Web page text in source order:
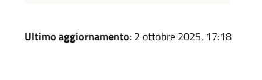
Ultimo aggiornamento: 2 ottobre 2025, 17:18